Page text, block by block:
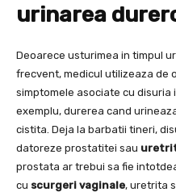
urinarea
Deoarece usturimea in timpul
frecvent, medicul utilizeaza de
simptomele asociate cu disuria
exemplu, durerea cand
cistita. Deja la barbatii tineri,
datoreze prostatitei sau
prostata ar trebui sa fie
cu scurgeri vaginale, uretrita